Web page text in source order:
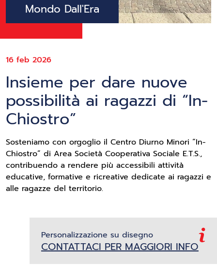
Mondo Dall'Era
16 feb 2026
Insieme per dare nuove
possibilità ai ragazzi di “In-
Chiostro”
Sosteniamo con orgoglio il Centro Diurno Minori “In-
Chiostro” di Area Società Cooperativa Sociale E.T.S.,
contribuendo a rendere più accessibili attività
educative, formative e ricreative dedicate ai ragazzi e
alle ragazze del territorio.
Personalizzazione su disegno
CONTATTACI PER MAGGIORI INFO